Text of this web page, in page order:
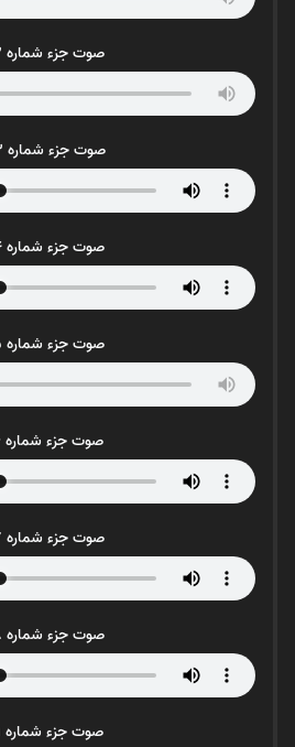
صوت جزء شماره 2
صوت جزء شماره 3
صوت جزء شماره 4
صوت جزء شماره 5
صوت جزء شماره 6
صوت جزء شماره 7
صوت جزء شماره 8
صوت جزء شماره 9